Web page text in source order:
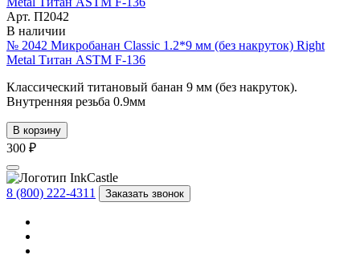
Арт. П2042
В наличии
№ 2042 Микробанан Classic 1.2*9 мм (без накруток) Right
Metal Титан ASTM F-136
Классический титановый банан 9 мм (без накруток).
Внутренняя резьба 0.9мм
В корзину
300 ₽
8 (800) 222-4311 Заказать звонок